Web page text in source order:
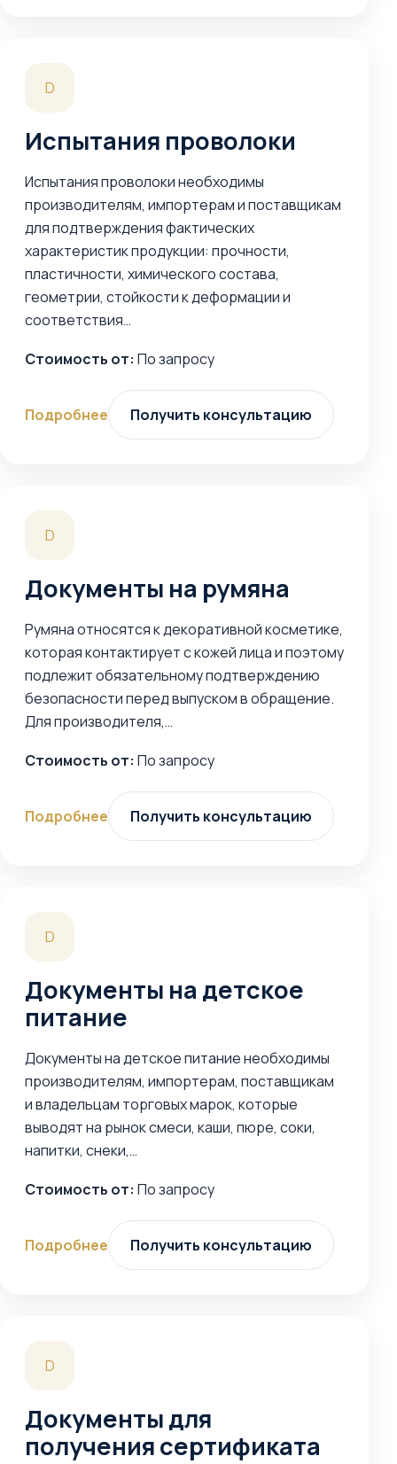
D
Испытания проволоки
Испытания проволоки необходимы
производителям, импортерам и поставщикам
для подтверждения фактических
характеристик продукции: прочности,
пластичности, химического состава,
геометрии, стойкости к деформации и
соответствия…
Стоимость от: По запросу
Подробнее Получить консультацию
D
Документы на румяна
Румяна относятся к декоративной косметике,
которая контактирует с кожей лица и поэтому
подлежит обязательному подтверждению
безопасности перед выпуском в обращение.
Для производителя,…
Стоимость от: По запросу
Подробнее Получить консультацию
D
Документы на детское
питание
Документы на детское питание необходимы
производителям, импортерам, поставщикам
и владельцам торговых марок, которые
выводят на рынок смеси, каши, пюре, соки,
напитки, снеки,…
Стоимость от: По запросу
Подробнее Получить консультацию
D
Документы для
получения сертификата